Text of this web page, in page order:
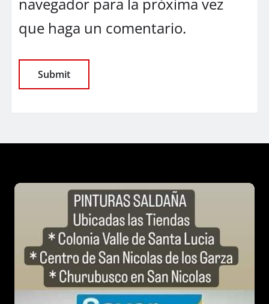
navegador para la próxima vez
que haga un comentario.